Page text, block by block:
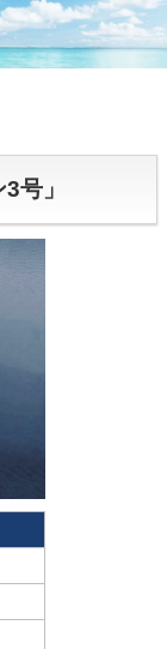
号」